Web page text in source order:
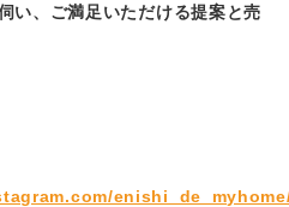
い、ご満足いただける提案と売